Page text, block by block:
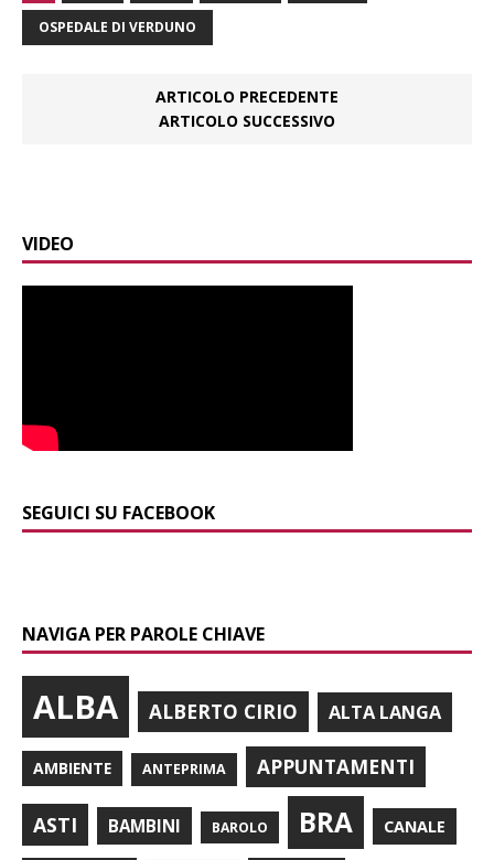
OSPEDALE DI VERDUNO
ARTICOLO PRECEDENTE
ARTICOLO SUCCESSIVO
VIDEO
SEGUICI SU FACEBOOK
NAVIGA PER PAROLE CHIAVE
ALBA ALBERTO CIRIO ALTA LANGA
AMBIENTE ANTEPRIMA APPUNTAMENTI
ASTI BAMBINI BAROLO BRA CANALE